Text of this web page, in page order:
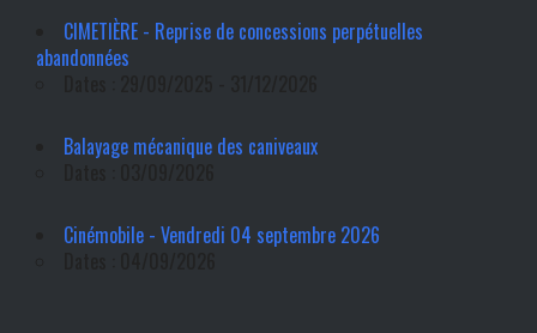
CIMETIÈRE - Reprise de concessions perpétuelles
abandonnées
Balayage mécanique des caniveaux
Cinémobile - Vendredi 04 septembre 2026